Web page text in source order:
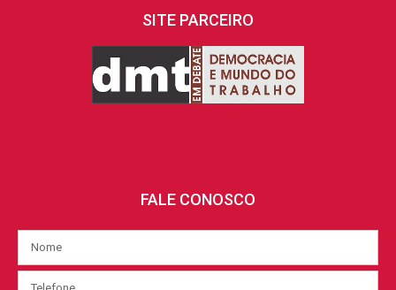
SITE PARCEIRO
FALE CONOSCO